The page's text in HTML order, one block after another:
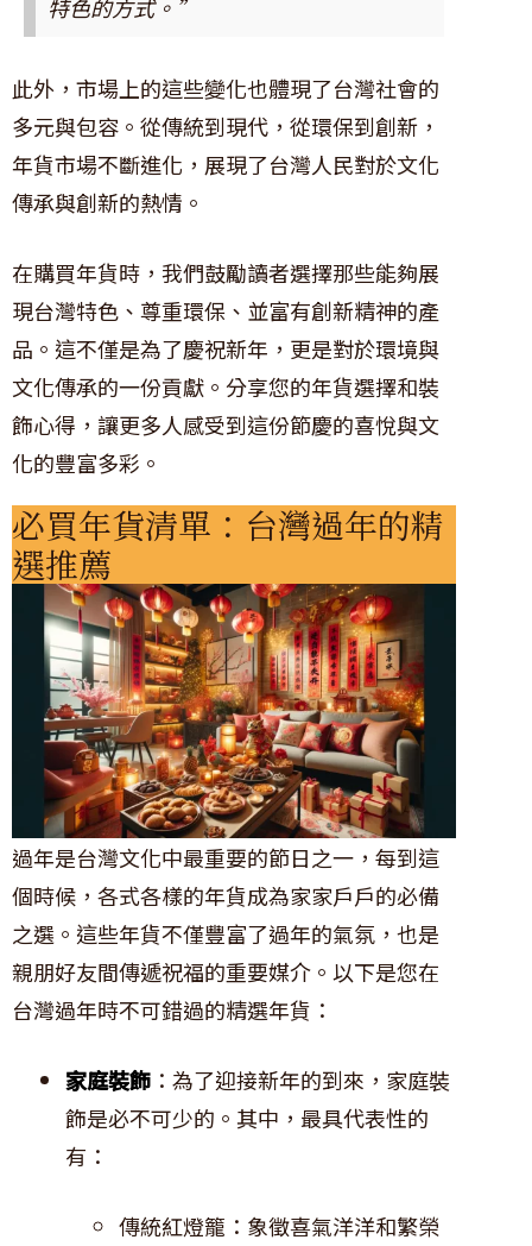
特色的方式。”
此外，市場上的這些變化也體現了台灣社會的
多元與包容。從傳統到現代，從環保到創新，
年貨市場不斷進化，展現了台灣人民對於文化
傳承與創新的熱情。
在購買年貨時，我們鼓勵讀者選擇那些能夠展
現台灣特色、尊重環保、並富有創新精神的產
品。這不僅是為了慶祝新年，更是對於環境與
文化傳承的一份貢獻。分享您的年貨選擇和裝
飾心得，讓更多人感受到這份節慶的喜悅與文
化的豐富多彩。
必買年貨清單：台灣過年的精
選推薦
過年是台灣文化中最重要的節日之一，每到這
個時候，各式各樣的年貨成為家家戶戶的必備
之選。這些年貨不僅豐富了過年的氣氛，也是
親朋好友間傳遞祝福的重要媒介。以下是您在
台灣過年時不可錯過的精選年貨：
家庭裝飾 ：為了迎接新年的到來，家庭裝
飾是必不可少的。其中，最具代表性的
有：
傳統紅燈籠：象徵喜氣洋洋和繁榮